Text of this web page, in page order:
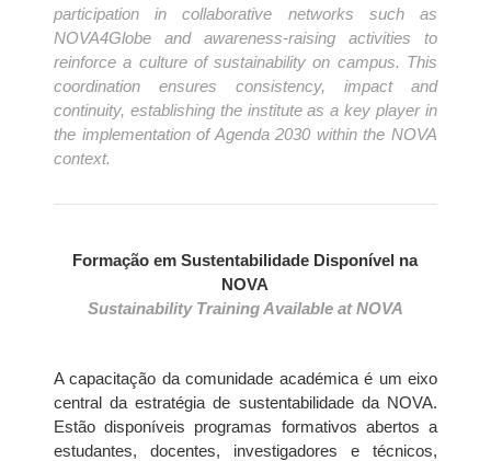
participation in collaborative networks such as
NOVA4Globe and awareness-raising activities to
reinforce a culture of sustainability on campus. This
coordination ensures consistency, impact and
continuity, establishing the institute as a key player in
the implementation of Agenda 2030 within the NOVA
context.
Formação em Sustentabilidade Disponível na
NOVA
Sustainability Training Available at NOVA
A capacitação da comunidade académica é um eixo
central da estratégia de sustentabilidade da NOVA.
Estão disponíveis programas formativos abertos a
estudantes, docentes, investigadores e técnicos,